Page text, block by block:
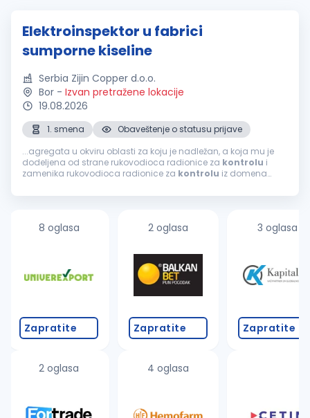
Elektroinspektor u fabrici
sumporne kiseline
Serbia Zijin Copper d.o.o.
Bor - Izvan pretražene lokacije
19.08.2026
1. smena
Obaveštenje o statusu prijave
...agregata u okviru oblasti za koju je nadležan, a koja mu je
dodeljena od strane rukovodioca radionice za kontrolu i
zamenika rukovodioca radionice za kontrolu iz domena
transformatorima u slučaju...
8 oglasa
Zapratite
2 oglasa
2 oglasa
Zapratite
4 oglasa
3 oglasa
Zapratite